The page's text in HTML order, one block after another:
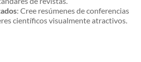
: Cree resúmenes de conferencias
científicos visualmente atractivos.